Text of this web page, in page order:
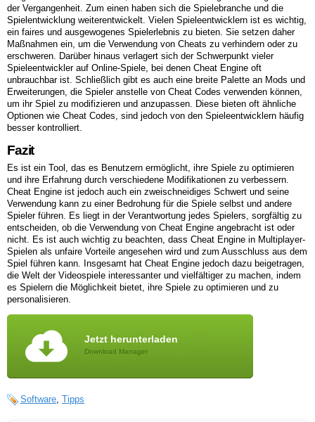
der Vergangenheit. Zum einen haben sich die Spielebranche und die
Spielentwicklung weiterentwickelt. Vielen Spieleentwicklern ist es wichtig,
ein faires und ausgewogenes Spielerlebnis zu bieten. Sie setzen daher
Maßnahmen ein, um die Verwendung von Cheats zu verhindern oder zu
erschweren. Darüber hinaus verlagert sich der Schwerpunkt vieler
Spieleentwickler auf Online-Spiele, bei denen Cheat Engine oft
unbrauchbar ist. Schließlich gibt es auch eine breite Palette an Mods und
Erweiterungen, die Spieler anstelle von Cheat Codes verwenden können,
um ihr Spiel zu modifizieren und anzupassen. Diese bieten oft ähnliche
Optionen wie Cheat Codes, sind jedoch von den Spieleentwicklern häufig
besser kontrolliert.
Fazit
Es ist ein Tool, das es Benutzern ermöglicht, ihre Spiele zu optimieren
und ihre Erfahrung durch verschiedene Modifikationen zu verbessern.
Cheat Engine ist jedoch auch ein zweischneidiges Schwert und seine
Verwendung kann zu einer Bedrohung für die Spiele selbst und andere
Spieler führen. Es liegt in der Verantwortung jedes Spielers, sorgfältig zu
entscheiden, ob die Verwendung von Cheat Engine angebracht ist oder
nicht. Es ist auch wichtig zu beachten, dass Cheat Engine in Multiplayer-
Spielen als unfaire Vorteile angesehen wird und zum Ausschluss aus dem
Spiel führen kann. Insgesamt hat Cheat Engine jedoch dazu beigetragen,
die Welt der Videospiele interessanter und vielfältiger zu machen, indem
es Spielern die Möglichkeit bietet, ihre Spiele zu optimieren und zu
personalisieren.
Jetzt herunterladen
Download Manager
Software Tipps